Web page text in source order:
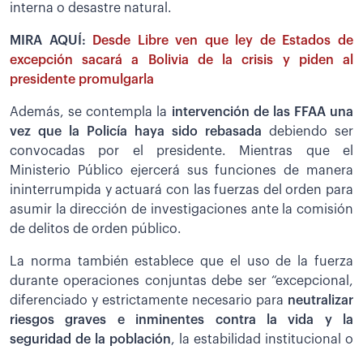
interna o desastre natural.
MIRA AQUÍ:
Desde Libre ven que ley de Estados de
excepción sacará a Bolivia de la crisis y piden al
presidente promulgarla
Además, se contempla la intervención de las FFAA una
vez que la Policía haya sido rebasada debiendo ser
convocadas por el presidente. Mientras que el
Ministerio Público ejercerá sus funciones de manera
ininterrumpida y actuará con las fuerzas del orden para
asumir la dirección de investigaciones ante la comisión
de delitos de orden público.
La norma también establece que el uso de la fuerza
durante operaciones conjuntas debe ser “excepcional,
diferenciado y estrictamente necesario para neutralizar
riesgos graves e inminentes contra la vida y la
seguridad de la población, la estabilidad institucional o